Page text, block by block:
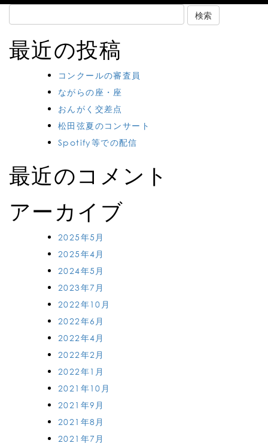
最近の投稿
コンクールの審査員
ながらの座・座
おんがく交差点
松田弦夏のコンサート
Spotify等での配信
最近のコメント
アーカイブ
2025年5月
2025年4月
2024年5月
2023年7月
2022年10月
2022年6月
2022年4月
2022年2月
2022年1月
2021年10月
2021年9月
2021年8月
2021年7月